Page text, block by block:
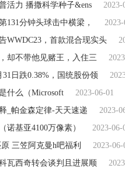
活力 播撒科学种子&ens
2023-
131分钟头球击中横梁，
WWDC23，首款混合现实头
却不带他见赌王，入住三
日跌0.38%，国统股份领
什么（Microsoft
2023-06-01
_帕金森定律-天天速递
2023-
诺基亚4100万像素）
2023-06-
三笠阿克曼h吧福利
2023-06-
瓦西奇转会谈判且进展顺